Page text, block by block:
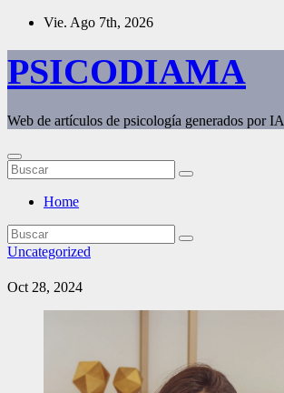
Saltar
contenido
Vie. Ago 7th, 2026
PSICODIAMA
Web de artículos de psicología generados por IA
Home
Uncategorized
Oct 28, 2024